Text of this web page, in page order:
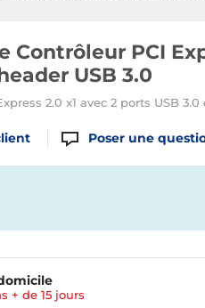
Contrôleur PCI
USB 3.0
2.0 x1 avec 2 ports USB
Poser une
+ de 15 jours